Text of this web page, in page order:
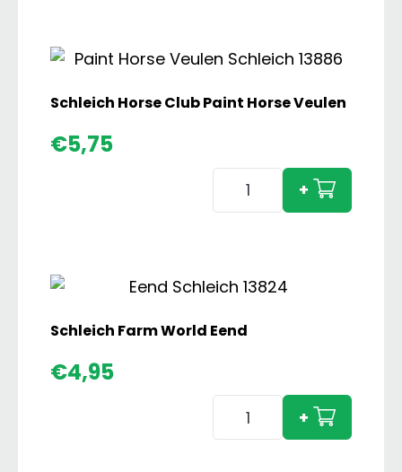
Ruin
aantal
Schleich Horse Club Paint Horse Veulen
€5,75
Schleich
Horse
Horse
Veulen
aantal
+
Schleich Farm World Eend
€4,95
Schleich
Farm
+